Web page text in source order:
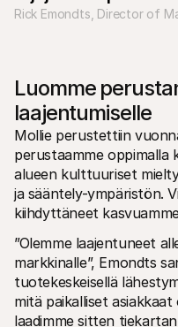
Rick Emondts, Director of
Luomme
laajentumiselle
Mollie perustettiin
perustaamme oppimalla
alueen kulttuuriset
ja sääntely-ympäristön.
kiihdyttäneet
”Olemme laajentuneet
markkinalle”, Emondts
tuotekeskeisellä
mitä paikalliset
laadimme sitten